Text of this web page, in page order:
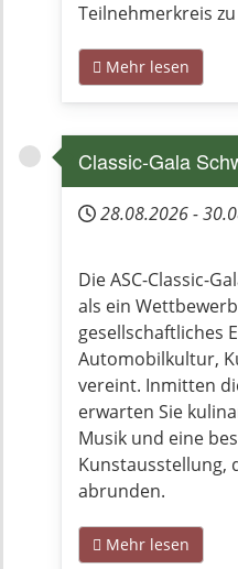
Teilnehmerkreis
Mehr lesen
Classic-Gala
28.08.2026-
Die ASC-Classic-
als ein
gesellschaftliches
Automobilkultur,
vereint. Inmitten
erwarten Sie
Musik und eine
Kunstausstellung,
abrunden.
Mehr lesen